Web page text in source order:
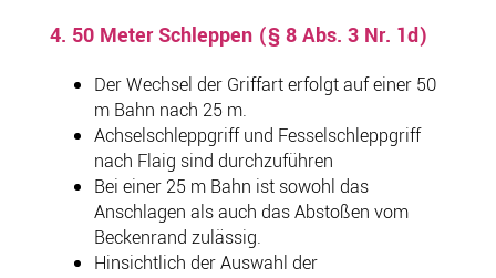
4. 50 Meter Schleppen (§ 8 Abs. 3 Nr. 1d)
Der Wechsel der Griffart erfolgt auf einer 50
m Bahn nach 25 m.
Achselschleppgriff und Fesselschleppgriff
nach Flaig sind durchzuführen
Bei einer 25 m Bahn ist sowohl das
Anschlagen als auch das Abstoßen vom
Beckenrand zulässig.
Hinsichtlich der Auswahl der